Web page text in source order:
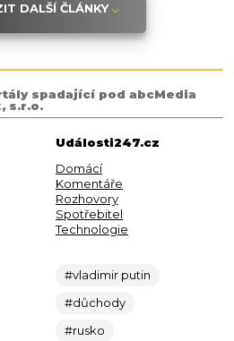
DALŠÍ ČLÁNKY
spadající pod abcMedia
s.r.o.
Události247.cz
Domácí
Komentáře
Rozhovory
Spotřebitel
Technologie
#vladimir putin
#důchody
#rusko